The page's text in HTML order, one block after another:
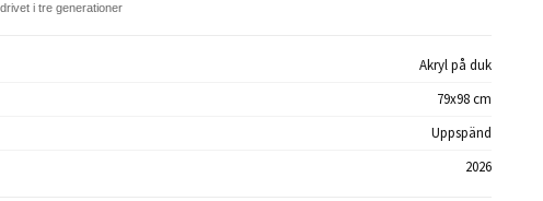
i tre generationer
Akryl på duk
79x98 cm
Uppspänd
2026